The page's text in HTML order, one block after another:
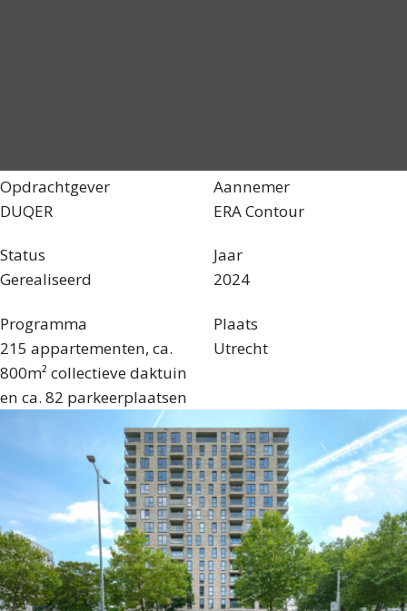
Opdrachtgever
DUQER
Aannemer
ERA Contour
Status
Gerealiseerd
Jaar
2024
Programma
215 appartementen, ca.
800m² collectieve daktuin
en ca. 82 parkeerplaatsen
Plaats
Utrecht